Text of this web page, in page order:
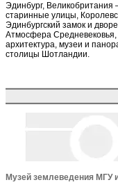
Эдинбург, Великобритания
старинные улицы,
Эдинбургский замок и
Атмосфера Средневековья,
архитектура, музеи и
столицы Шотландии.
Музей землеведения МГУ